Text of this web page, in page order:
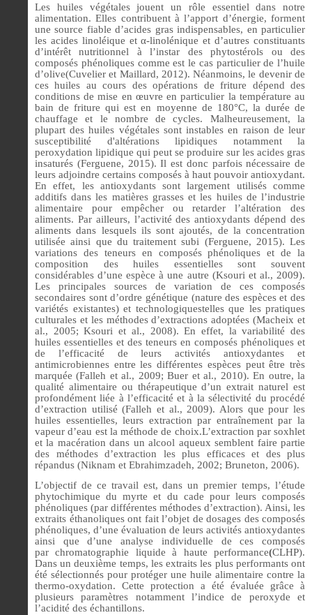
Les huiles végétales jouent un rôle essentiel dans notre
alimentation. Elles contribuent à l’apport d’énergie, forment
une source fiable d’acides gras indispensables, en particulier
les acides linoléique et α-linolénique et d’autres constituants
d’intérêt nutritionnel à l’instar des phytostérols ou des
composés phénoliques comme est le cas particulier de l’huile
d’olive(Cuvelier et Maillard, 2012). Néanmoins, le devenir de
ces huiles au cours des opérations de friture dépend des
conditions de mise en œuvre en particulier la température au
bain de friture qui est en moyenne de 180°C, la durée de
chauffage et le nombre de cycles. Malheureusement, la
plupart des huiles végétales sont instables en raison de leur
susceptibilité d'altérations lipidiques notamment la
peroxydation lipidique qui peut se produire sur les acides gras
insaturés (Ferguene, 2015). Il est donc parfois nécessaire de
leurs adjoindre certains composés à haut pouvoir antioxydant.
En effet, les antioxydants sont largement utilisés comme
additifs dans les matières grasses et les huiles de l’industrie
alimentaire pour empêcher ou retarder l’altération des
aliments. Par ailleurs, l’activité des antioxydants dépend des
aliments dans lesquels ils sont ajoutés, de la concentration
utilisée ainsi que du traitement subi (Ferguene, 2015). Les
variations des teneurs en composés phénoliques et de la
composition des huiles essentielles sont souvent
considérables d’une espèce à une autre (Ksouri et al., 2009).
Les principales sources de variation de ces composés
secondaires sont d’ordre génétique (nature des espèces et des
variétés existantes) et technologiquestelles que les pratiques
culturales et les méthodes d’extractions adoptées (Macheix et
al., 2005; Ksouri et al., 2008). En effet, la variabilité des
huiles essentielles et des teneurs en composés phénoliques et
de l’efficacité de leurs activités antioxydantes et
antimicrobiennes entre les différentes espèces peut être très
marquée (Falleh et al., 2009; Buer et al., 2010). En outre, la
qualité alimentaire ou thérapeutique d’un extrait naturel est
profondément liée à l’efficacité et à la sélectivité du procédé
d’extraction utilisé (Falleh et al., 2009). Alors que pour les
huiles essentielles, leurs extraction par entraînement par la
vapeur d’eau est la méthode de choix.L’extraction par soxhlet
et la macération dans un alcool aqueux semblent faire partie
des méthodes d’extraction les plus efficaces et des plus
répandus (Niknam et Ebrahimzadeh, 2002; Bruneton, 2006).
L’objectif de ce travail est, dans un premier temps, l’étude
phytochimique du myrte et du cade pour leurs composés
phénoliques (par différentes méthodes d’extraction). Ainsi, les
extraits éthanoliques ont fait l’objet de dosages des composés
phénoliques, d’une évaluation de leurs activités antioxydantes
ainsi que d’une analyse individuelle de ces composés
parchromatographie liquide à haute performance(CLHP).
Dans un deuxième temps, les extraits les plus performants ont
été sélectionnés pour protéger une huile alimentaire contre la
thermo-oxydation. Cette protection a été évaluée grâce à
plusieurs paramètres notamment l’indice de peroxyde et
l’acidité des échantillons.